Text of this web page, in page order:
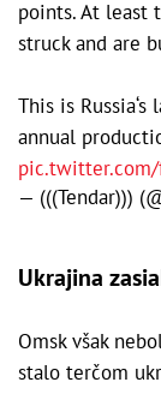
points. At least
struck and are
This is
annual
pic.twitter.com/
— (((Tendar)))
Ukrajina
Omsk však
stalo terčom